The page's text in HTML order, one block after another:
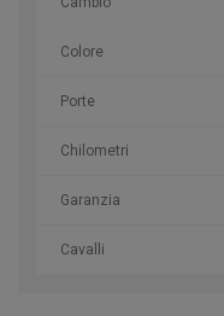
Colore
Porte
Chilometri
Garanzia
Cavalli